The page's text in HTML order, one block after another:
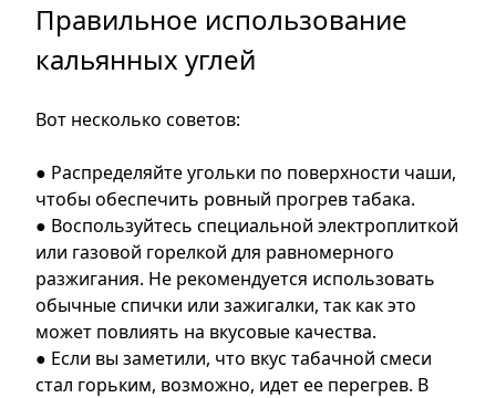
Правильное использование
кальянных углей
Вот несколько советов:
● Распределяйте угольки по поверхности чаши,
чтобы обеспечить ровный прогрев табака.
● Воспользуйтесь специальной электроплиткой
или газовой горелкой для равномерного
разжигания. Не рекомендуется использовать
обычные спички или зажигалки, так как это
может повлиять на вкусовые качества.
● Если вы заметили, что вкус табачной смеси
стал горьким, возможно, идет ее перегрев. В